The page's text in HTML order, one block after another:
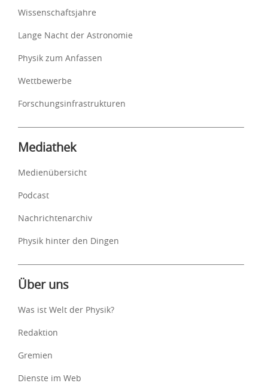
Wissenschaftsjahre
Lange Nacht der Astronomie
Physik zum Anfassen
Wettbewerbe
Forschungsinfrastrukturen
Mediathek
Medienübersicht
Podcast
Nachrichtenarchiv
Physik hinter den Dingen
Über uns
Was ist Welt der Physik?
Redaktion
Gremien
Dienste im Web